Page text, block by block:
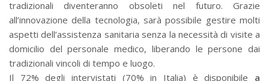
tradizionali diventeranno obsoleti nel futuro. Grazie
all’innovazione della tecnologia, sarà possibile gestire molti
aspetti dell’assistenza sanitaria senza la necessità di visite a
domicilio del personale medico, liberando le persone dai
tradizionali vincoli di tempo e luogo.
Il 72% degli intervistati (70% in Italia) è disponibile a